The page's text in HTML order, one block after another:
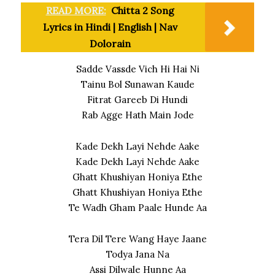
READ MORE: Chitta 2 Song
Lyrics in Hindi | English | Nav
Dolorain
Sadde Vassde Vich Hi Hai Ni
Tainu Bol Sunawan Kaude
Fitrat Gareeb Di Hundi
Rab Agge Hath Main Jode
Kade Dekh Layi Nehde Aake
Kade Dekh Layi Nehde Aake
Ghatt Khushiyan Honiya Ethe
Ghatt Khushiyan Honiya Ethe
Te Wadh Gham Paale Hunde Aa
Tera Dil Tere Wang Haye Jaane
Todya Jana Na
Assi Dilwale Hunne Aa